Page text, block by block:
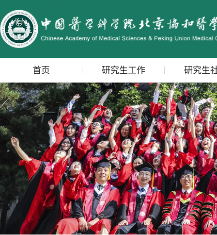
首页 研究生工作 研究生